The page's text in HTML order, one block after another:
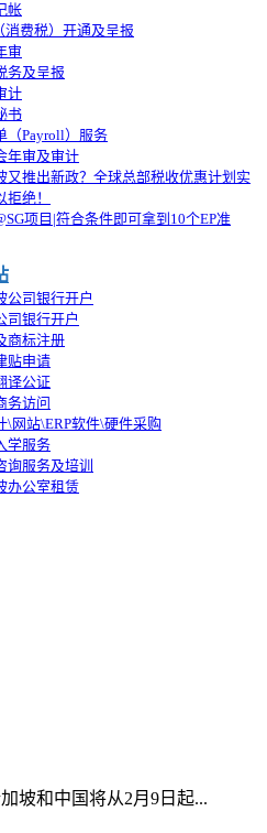
帐
消费税）开通及呈报
审
务及呈报
计
书
（Payroll）服务
年审及审计
又推出新政？全球总部税收优惠计划实
拒绝！
项目|符合条件即可拿到10个EP准
公司银行开户
司银行开户
商标注册
贴申请
译公证
务访问
\网站\ERP软件\硬件采购
学服务
询服务及培训
办公室租赁
坡和中国将从2月9日起...